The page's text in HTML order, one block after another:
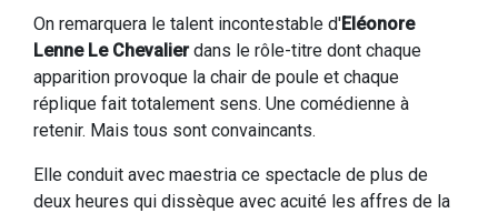
On remarquera le talent incontestable d'Eléonore
Lenne Le Chevalierdans le rôle-titre dont chaque
apparition provoque la chair de poule et chaque
réplique fait totalement sens. Une comédienne à
retenir. Mais tous sont convaincants.
Elle conduit avec maestria ce spectacle de plus de
deux heures qui dissèque avec acuité les affres de la